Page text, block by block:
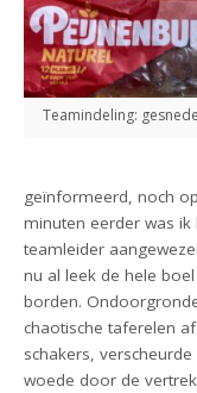
Teamindeling:
geïnformeerd, noch
minuten eerder was
teamleider
nu al leek de hele
borden.
chaotische taferelen
schakers,
woede door de